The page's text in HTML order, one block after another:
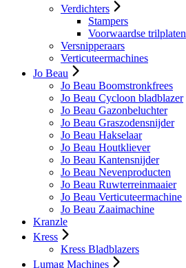
Verdichters
Stampers
Voorwaardse trilplaten
Versnipperaars
Verticuteermachines
Jo Beau
Jo Beau Boomstronkfrees
Jo Beau Cycloon bladblazer
Jo Beau Gazonbeluchter
Jo Beau Graszodensnijder
Jo Beau Hakselaar
Jo Beau Houtkliever
Jo Beau Kantensnijder
Jo Beau Nevenproducten
Jo Beau Ruwterreinmaaier
Jo Beau Verticuteermachine
Jo Beau Zaaimachine
Kranzle
Kress
Kress Bladblazers
Lumag Machines